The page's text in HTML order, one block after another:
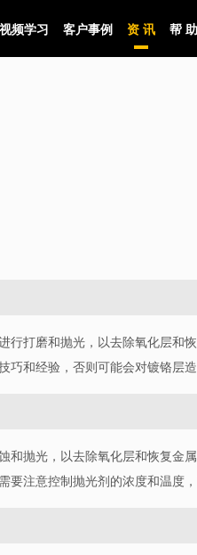
视频学习 客户事例 资 讯 帮 助
行打磨和抛光，以去除氧化层和
和经验，否则可能会对镀铬层造
和抛光，以去除氧化层和恢复金
注意控制抛光剂的浓度和温度